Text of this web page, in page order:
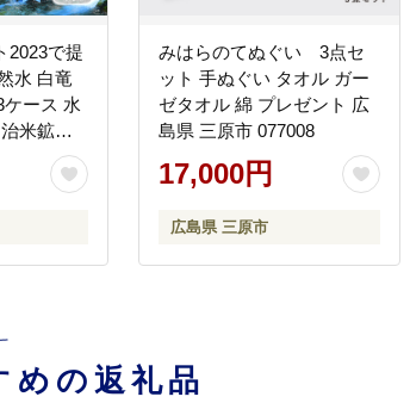
2023で提
水 白竜
ース 水
米鉱泉
ペットボ
防災 家庭
みはらのてぬぐい 3点セ
ット 手ぬぐい タオル ガー
ゼタオル 綿 プレゼント 広
島県 三原市 077008
17,000円
広島県 三原市
めの返礼品